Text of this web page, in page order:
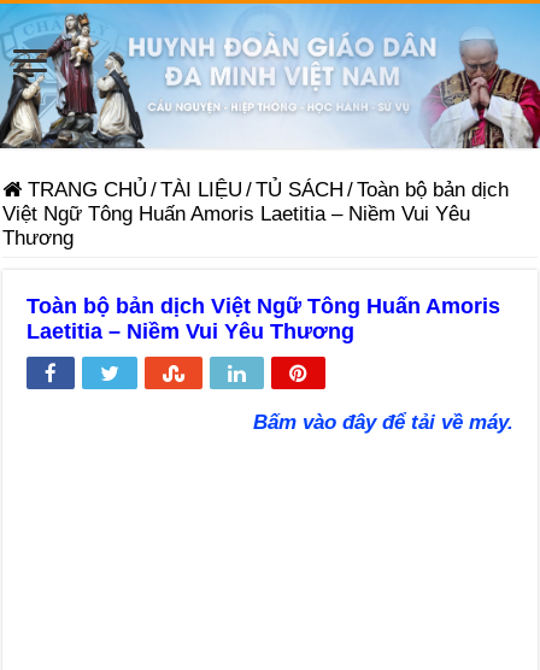
TRANG CHỦ /TÀI LIỆU /TỦ SÁCH /Toàn bộ bản dịch
Việt Ngữ Tông Huấn Amoris Laetitia – Niềm Vui Yêu
Thương
Toàn bộ bản dịch Việt Ngữ Tông Huấn Amoris
Laetitia – Niềm Vui Yêu Thương
Bấm vào đây để tải về máy.